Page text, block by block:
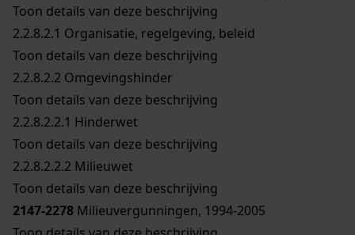
Toon details van deze beschrijving
2.2.8.2.1 Organisatie, regelgeving, beleid
Toon details van deze beschrijving
2.2.8.2.2 Omgevingshinder
Toon details van deze beschrijving
2.2.8.2.2.1 Hinderwet
Toon details van deze beschrijving
2.2.8.2.2.2 Milieuwet
Toon details van deze beschrijving
2147-2278 Milieuvergunningen, 1994-2005